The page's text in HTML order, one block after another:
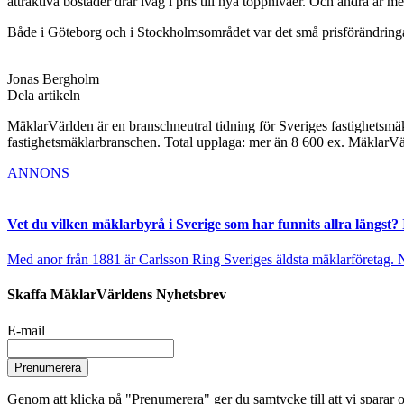
Både i Göteborg och i Stockholmsområdet var det små
Jonas Bergholm
Dela artikeln
MäklarVärlden är en branschneutral tidning för Sveriges
fastighetsmäklarbranschen. Total upplaga: mer än 8 600 ex.
ANNONS
Vet du vilken mäklarbyrå i Sverige som har funnits allra
Med anor från 1881 är Carlsson Ring Sveriges äldsta
Skaffa MäklarVärldens Nyhetsbrev
E-mail
Prenumerera
Genom att klicka på "Prenumerera" ger du samtycke till att vi